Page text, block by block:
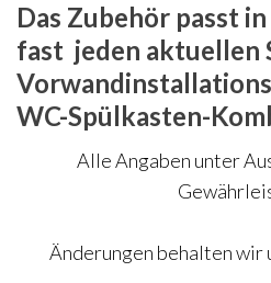
Das Zubehör passt in
fast jeden aktuellen
WC-Spülkasten-
Alle Angaben unter
Änderungen behalten wir